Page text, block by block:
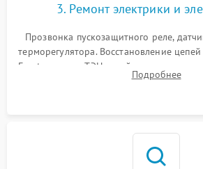
3. Ремонт электрики и
Прозвонка пускозащитного реле,
терморегулятора. Восстановление
Frost, включая ТЭН оттайки и
платы управления при сбоях
Подробнее